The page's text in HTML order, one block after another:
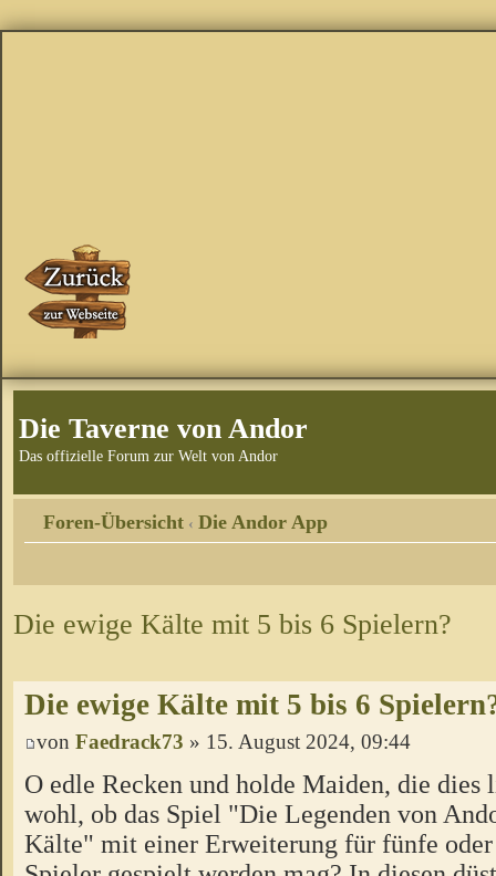
Die Taverne von Andor
Das offizielle Forum zur Welt von Andor
Foren-Übersicht ‹ Die Andor App
Die ewige Kälte mit 5 bis 6 Spielern?
Die ewige Kälte mit 5 bis 6
von Faedrack73 » 15. August 2024, 09:44
O edle Recken und holde Maiden, die dies
wohl, ob das Spiel "Die Legenden von
Kälte" mit einer Erweiterung für fünfe oder